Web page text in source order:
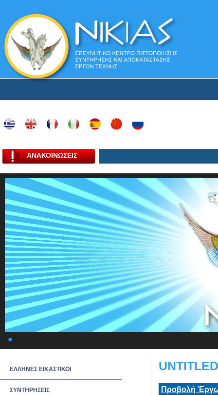
ΑΝΑΚΟΙΝΩΣΕΙΣ
ΕΛΛΗΝΕΣ ΕΙΚΑΣΤΙΚΟΙ
ΣΥΝΤΗΡΗΣΕΙΣ Προβολή